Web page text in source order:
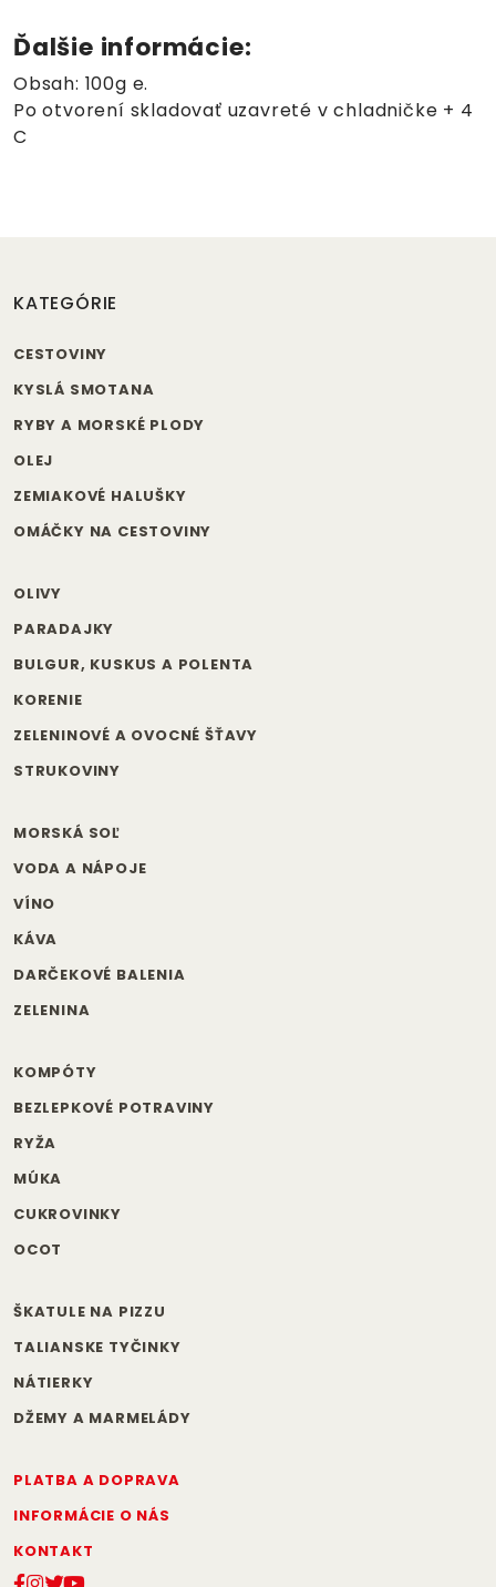
Ďalšie informácie:
Obsah: 100g e.
Po otvorení skladovať uzavreté v chladničke + 4
C
KATEGÓRIE
CESTOVINY
KYSLÁ SMOTANA
RYBY A MORSKÉ PLODY
OLEJ
ZEMIAKOVÉ HALUŠKY
OMÁČKY NA CESTOVINY
OLIVY
PARADAJKY
BULGUR, KUSKUS A POLENTA
KORENIE
ZELENINOVÉ A OVOCNÉ ŠŤAVY
STRUKOVINY
MORSKÁ SOĽ
VODA A NÁPOJE
VÍNO
KÁVA
DARČEKOVÉ BALENIA
ZELENINA
KOMPÓTY
BEZLEPKOVÉ POTRAVINY
RYŽA
MÚKA
CUKROVINKY
OCOT
ŠKATULE NA PIZZU
TALIANSKE TYČINKY
NÁTIERKY
DŽEMY A MARMELÁDY
PLATBA A DOPRAVA
INFORMÁCIE O NÁS
KONTAKT